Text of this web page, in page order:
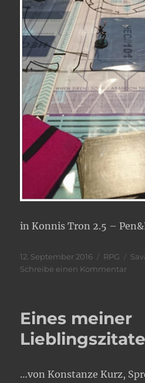
in Konnis Tron 2.5 –
Veröffentlicht
am
12. September 2016 RPG
Schreibe einen Kommentarzu
alte
Eines meiner
…von Konstanze Kurz,